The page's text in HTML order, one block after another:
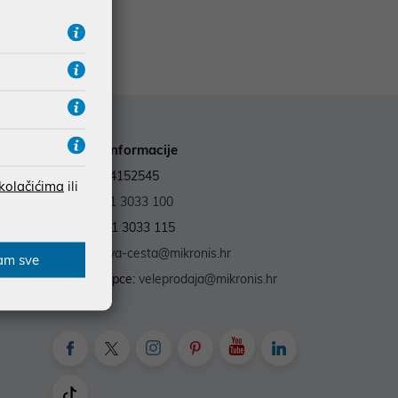
Kontakt informacije
OIB: 59964152545
+385 1 3033 100
Fax: +385 1 3033 115
nova-cesta@mikronis.hr
Za B2B kupce: veleprodaja@mikronis.hr
ili
sve